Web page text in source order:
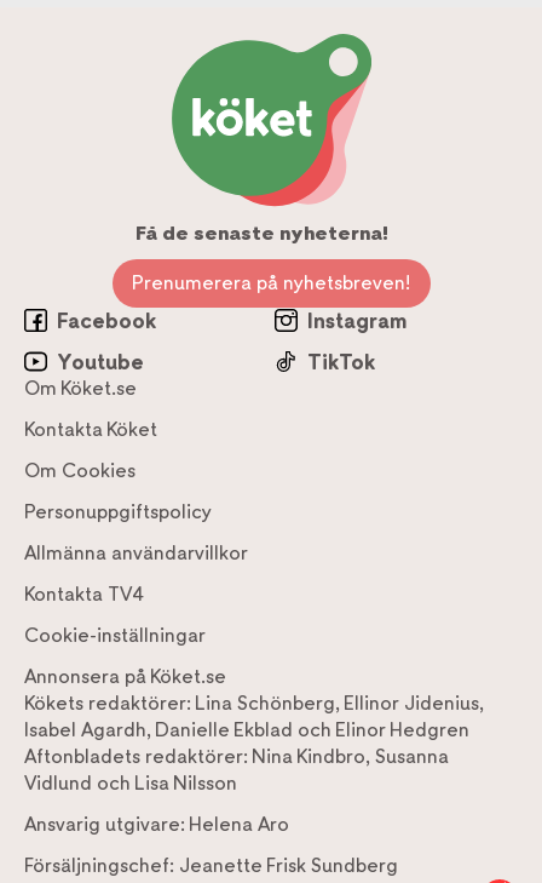
Få de senaste nyheterna!
Prenumerera på nyhetsbreven!
Facebook
Instagram
Youtube
TikTok
Om Köket.se
Kontakta Köket
Om Cookies
Personuppgiftspolicy
Allmänna användarvillkor
Kontakta TV4
Cookie-inställningar
Annonsera på Köket.se
Kökets redaktörer: Lina Schönberg, Ellinor Jidenius,
Isabel Agardh, Danielle Ekblad och Elinor Hedgren
Aftonbladets redaktörer: Nina Kindbro, Susanna
Vidlund och Lisa Nilsson
Ansvarig utgivare: Helena Aro
Försäljningschef: Jeanette Frisk Sundberg